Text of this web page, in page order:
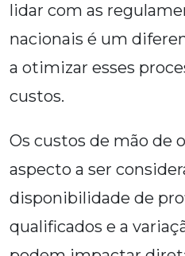
lidar com as
nacionais é um
a otimizar esses
custos.
Os custos de mão de
aspecto a ser
disponibilidade de
qualificados e a